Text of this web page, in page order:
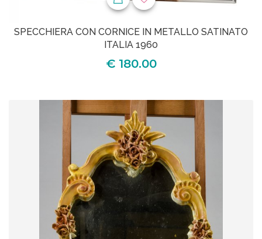
SPECCHIERA CON CORNICE IN METALLO SATINATO
ITALIA 1960
€ 180.00